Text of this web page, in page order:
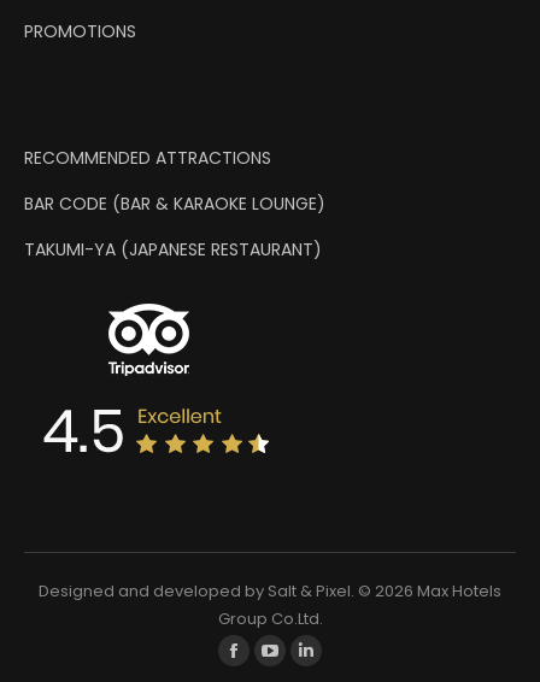
PROMOTIONS
RECOMMENDED ATTRACTIONS
BAR CODE (BAR & KARAOKE LOUNGE)
TAKUMI-YA (JAPANESE RESTAURANT)
Designed and developed by Salt & Pixel. © 2026 Max Hotels
Group Co.Ltd.
Find us on:
Facebook
YouTubeLinkedin